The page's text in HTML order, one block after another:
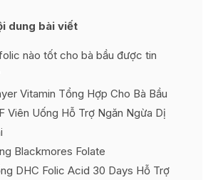
dung bài viết
nào tốt cho bà bầu được tin
Vitamin Tổng Hợp Cho Bà Bầu
Viên Uống Hỗ Trợ Ngăn Ngừa Dị
Blackmores Folate
DHC Folic Acid 30 Days Hỗ Trợ